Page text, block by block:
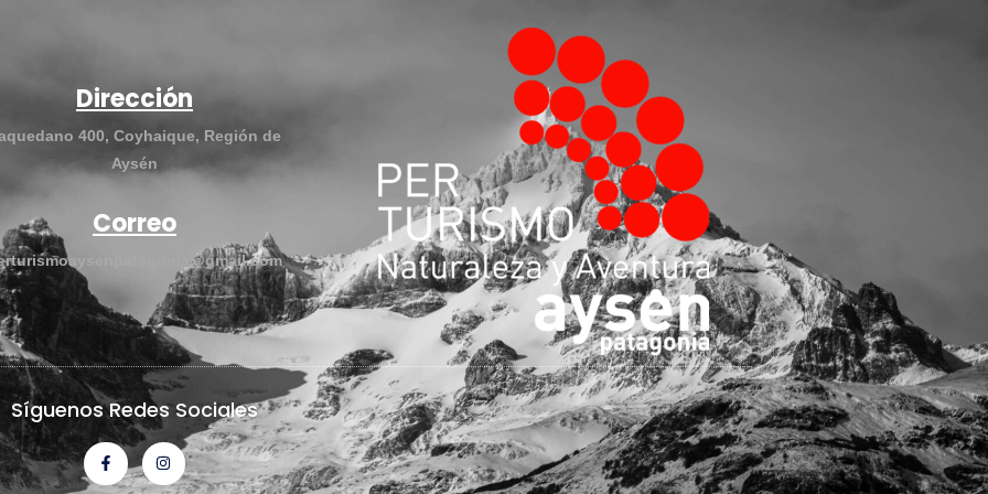
Dirección
400, Coyhaique, Región de
Aysén
Correo
Síguenos Redes Sociales